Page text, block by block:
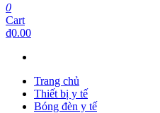
0
Cart
₫0.00
Trang chủ
Thiết bị y tế
Bóng đèn y tế